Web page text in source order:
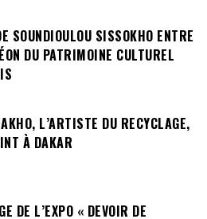
SOUNDIOULOU SISSOKHO ENTRE
DU PATRIMOINE CULTUREL
L’ARTISTE DU RECYCLAGE,
À DAKAR
DE L’EXPO « DEVOIR DE